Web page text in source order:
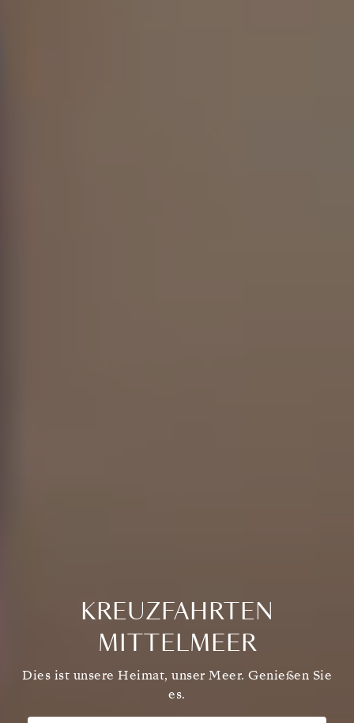
KREUZFAHRTEN
MITTELMEER
Dies ist unsere Heimat, unser Meer. Genießen Sie
es.